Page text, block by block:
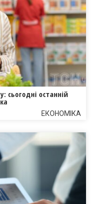
сьогодні останній
ЕКОНОМІКА